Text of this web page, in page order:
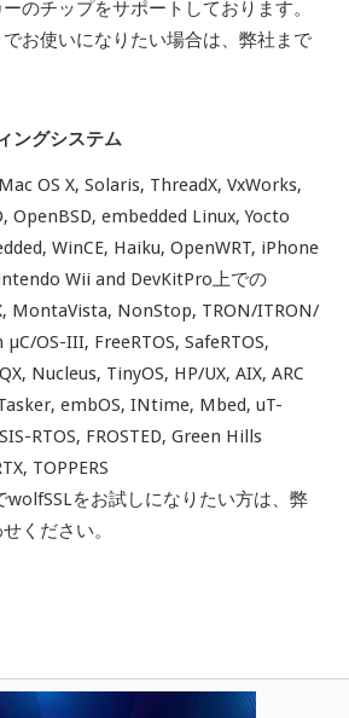
のチップをサポートしております。
お使いになりたい場合は、弊社まで
ングシステム
OS X, Solaris, ThreadX, VxWorks,
OpenBSD, embedded Linux, Yocto
WinCE, Haiku, OpenWRT, iPhone
Wii and DevKitPro上での
MontaVista, NonStop, TRON/ITRON/
OS-III, FreeRTOS, SafeRTOS,
Nucleus, TinyOS, HP/UX, AIX, ARC
embOS, INtime, Mbed, uT-
RTOS, FROSTED, Green Hills
TOPPERS
wolfSSLをお試しになりたい方は、弊
ください。